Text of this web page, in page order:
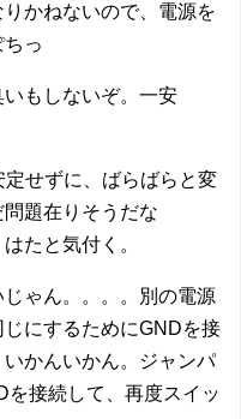
かねないので、電源を
っ
もしないぞ。一安
せずに、ばらばらと変
題在りそうだな
たと気付く。
ゃん。。。。別の電源
にするためにGNDを接
かんいかん。ジャンパ
を接続して、再度スイッ